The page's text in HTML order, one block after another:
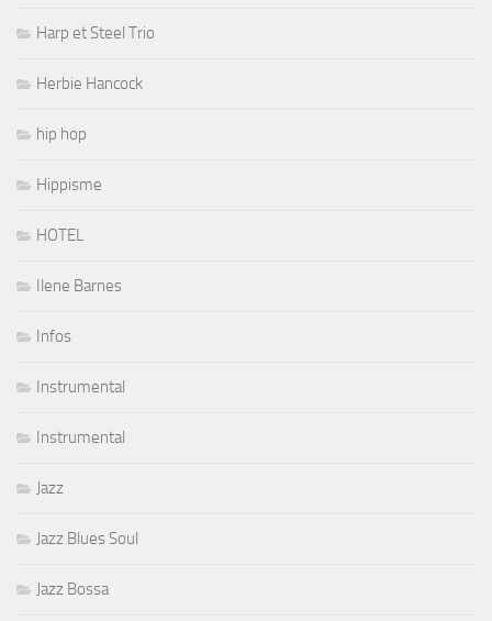
Harp et Steel Trio
Herbie Hancock
hip hop
Hippisme
HOTEL
Ilene Barnes
Infos
Instrumental
Instrumental
Jazz
Jazz Blues Soul
Jazz Bossa